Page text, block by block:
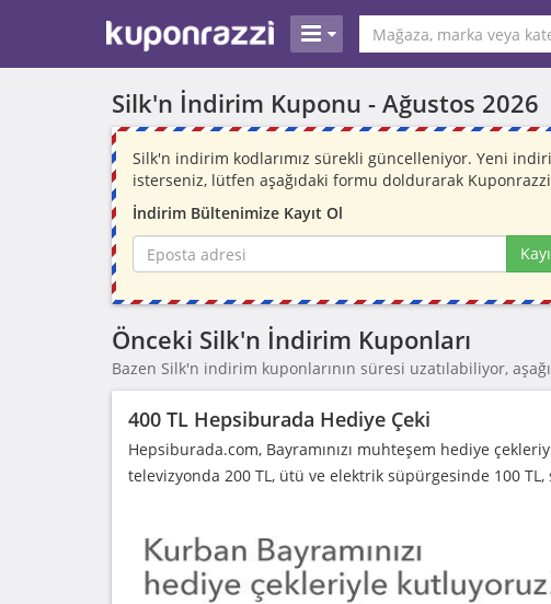
Silk'n İndirim Kuponu - Ağustos 2026
Silk'n indirim kodlarımız sürekli güncelleniyor. Yeni
isterseniz, lütfen aşağıdaki formu doldurarak
İndirim Bültenimize Kayıt Ol
Önceki Silk'n İndirim Kuponları
Bazen Silk'n indirim kuponlarının süresi uzatılabiliyor,
400 TL Hepsiburada Hediye Çeki
Hepsiburada.com, Bayramınızı muhteşem hediye
televizyonda 200 TL, ütü ve elektrik süpürgesinde 100